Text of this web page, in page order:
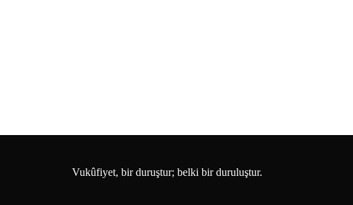
Vukûfiyet, bir duruştur; belki bir duruluştur.